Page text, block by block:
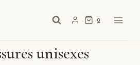
0
unisexes